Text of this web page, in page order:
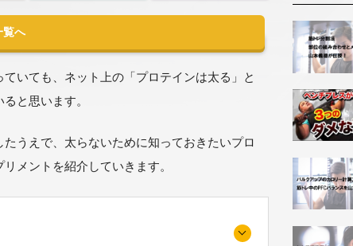
覧へ
ていても、ネット上の「プロテインは太る」と
と思います。
うえで、太らないために知っておきたいプロ
メントを紹介していきます。